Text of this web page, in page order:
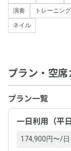
演奏 トレーニング
ネイル
プラン・空
プラン一覧
一日利用（平日
174,900円〜/日